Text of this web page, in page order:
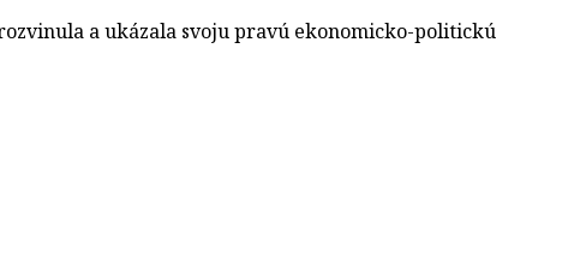
a ukázala svoju pravú ekonomicko-politickú